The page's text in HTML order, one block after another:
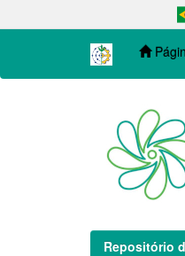
navigation
Repositório